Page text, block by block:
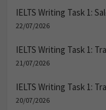
IELTS Writing Task 1:
22/07/2026
IELTS Writing Task 1:
21/07/2026
IELTS Writing Task 1:
20/07/2026